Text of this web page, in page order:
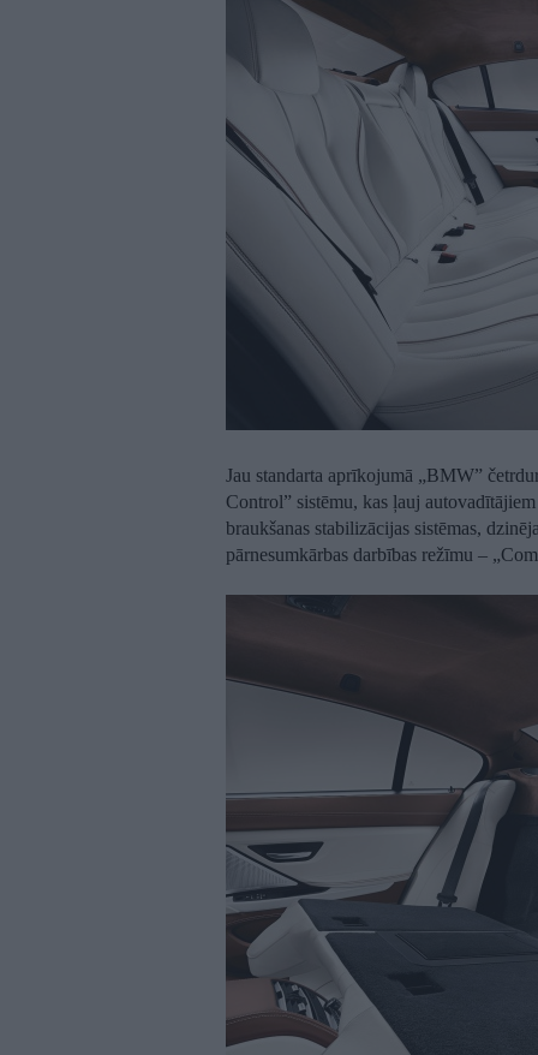
Jau standarta aprīkojumā „BMW”
Control” sistēmu, kas ļauj
braukšanas stabilizācijas sistēmas,
pārnesumkārbas darbības režīmu –